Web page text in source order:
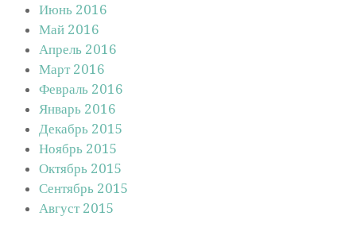
Июнь 2016
Май 2016
Апрель 2016
Март 2016
Февраль 2016
Январь 2016
Декабрь 2015
Ноябрь 2015
Октябрь 2015
Сентябрь 2015
Август 2015